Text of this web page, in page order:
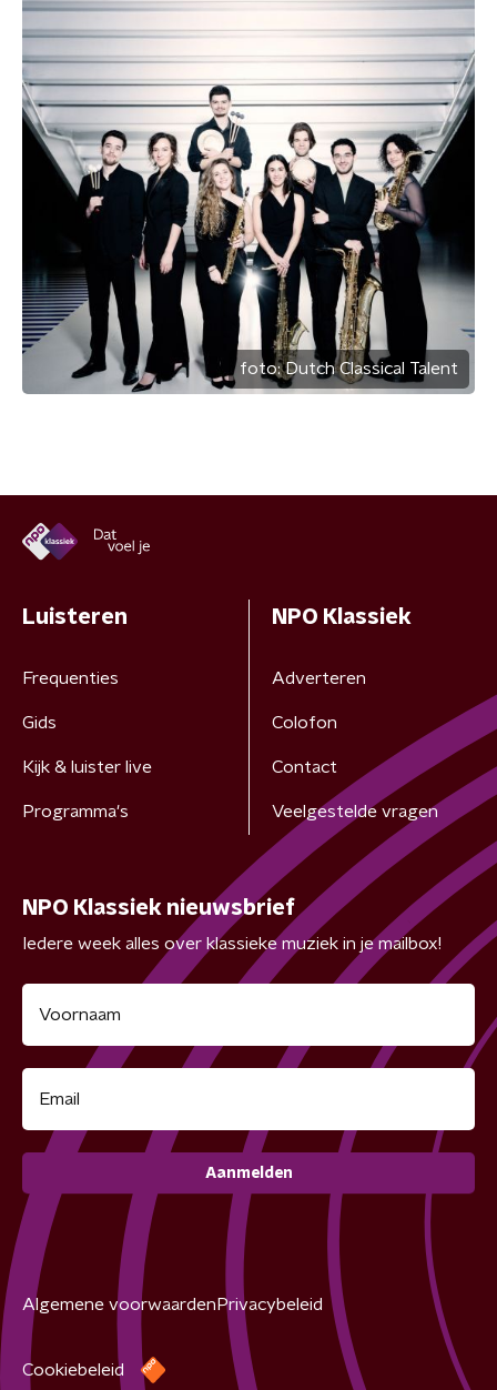
foto:Dutch Classical Talent
Luisteren
Frequenties
Gids
Kijk & luister live
Programma's
NPO Klassiek
Adverteren
Colofon
Contact
Veelgestelde vragen
NPO Klassiek nieuwsbrief
Iedere week alles over klassieke muziek in je mailbox!
Aanmelden
Algemene voorwaarden Privacybeleid
Cookiebeleid